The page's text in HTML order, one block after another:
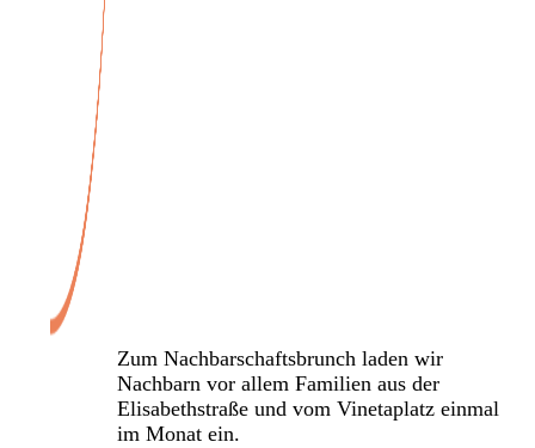
Zum Nachbarschaftsbrunch laden wir
Nachbarn vor allem Familien aus der
Elisabethstraße und vom Vinetaplatz einmal
im Monat ein.